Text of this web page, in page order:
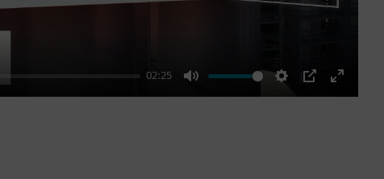
02:25
Mute Settings
PIP
Enter